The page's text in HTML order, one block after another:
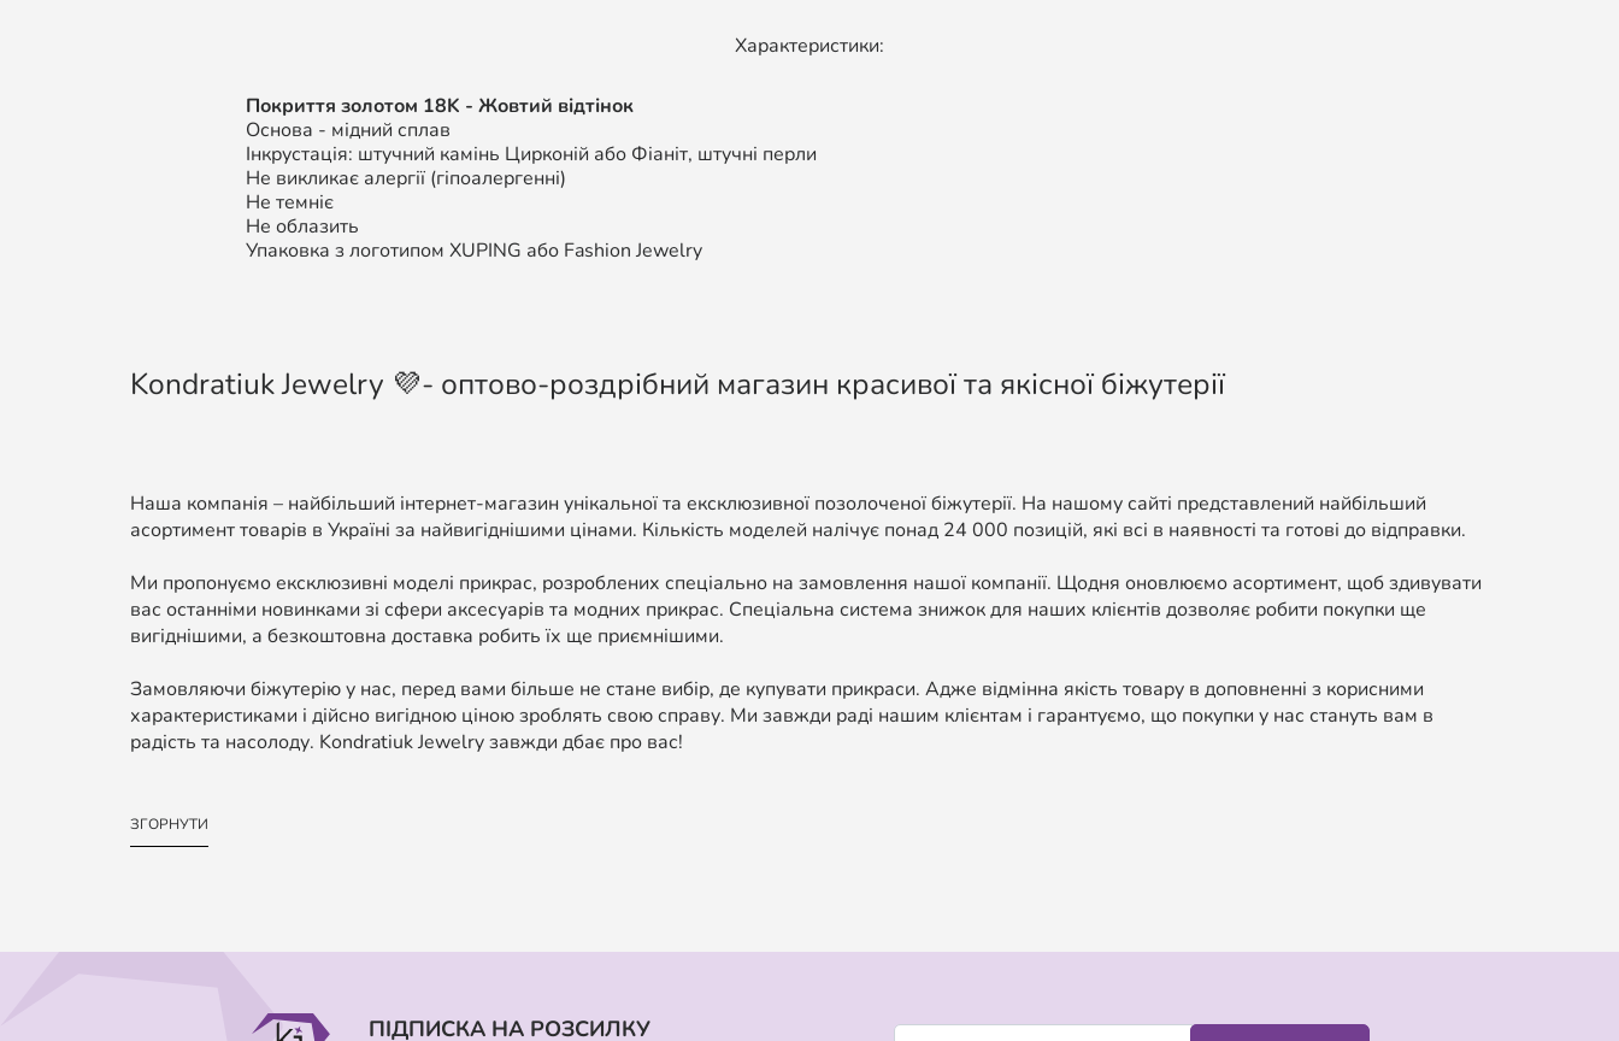
Характеристики:
Покриття золотом 18K - Жовтий відтінок
Основа - мідний сплав
Інкрустація: штучний камінь Цирконій або Фіаніт, штучні перли
Не викликає алергії (гіпоалергенні)
Не темніє
Не облазить
Упаковка з логотипом XUPING або Fashion Jewelry
Kondratiuk Jewelry 💜- оптово-роздрібний магазин красивої та якісної біжутерії
Наша компанія – найбільший інтернет-магазин унікальної та ексклюзивної позолоченої біжутерії. На нашому сайті представлений найбільший
асортимент товарів в Україні за найвигіднішими цінами. Кількість моделей налічує понад 24 000 позицій, які всі в наявності та готові до відправки.
Ми пропонуємо ексклюзивні моделі прикрас, розроблених спеціально на замовлення нашої компанії. Щодня оновлюємо асортимент, щоб здивувати
вас останніми новинками зі сфери аксесуарів та модних прикрас. Спеціальна система знижок для наших клієнтів дозволяє робити покупки ще
вигіднішими, а безкоштовна доставка робить їх ще приємнішими.
Замовляючи біжутерію у нас, перед вами більше не стане вибір, де купувати прикраси. Адже відмінна якість товару в доповненні з корисними
характеристиками і дійсно вигідною ціною зроблять свою справу. Ми завжди раді нашим клієнтам і гарантуємо, що покупки у нас стануть вам в
радість та насолоду. Kondratiuk Jewelry завжди дбає про вас!
ЗГОРНУТИ
ПІДПИСКА НА РОЗСИЛКУ